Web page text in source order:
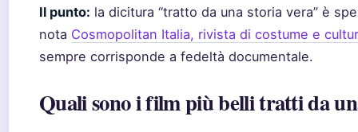
Il punto: la dicitura “tratto da una storia vera” è
nota Cosmopolitan Italia, rivista di costume e
sempre corrisponde a fedeltà documentale.
Quali sono i film più belli tratti da